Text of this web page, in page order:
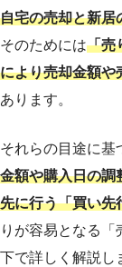
自宅の売却と新居
そのためには「売
により売却金額や
あります。
それらの目途に基
金額や購入日の調
先に行う「買い先
りが容易となる
下で詳しく解説し